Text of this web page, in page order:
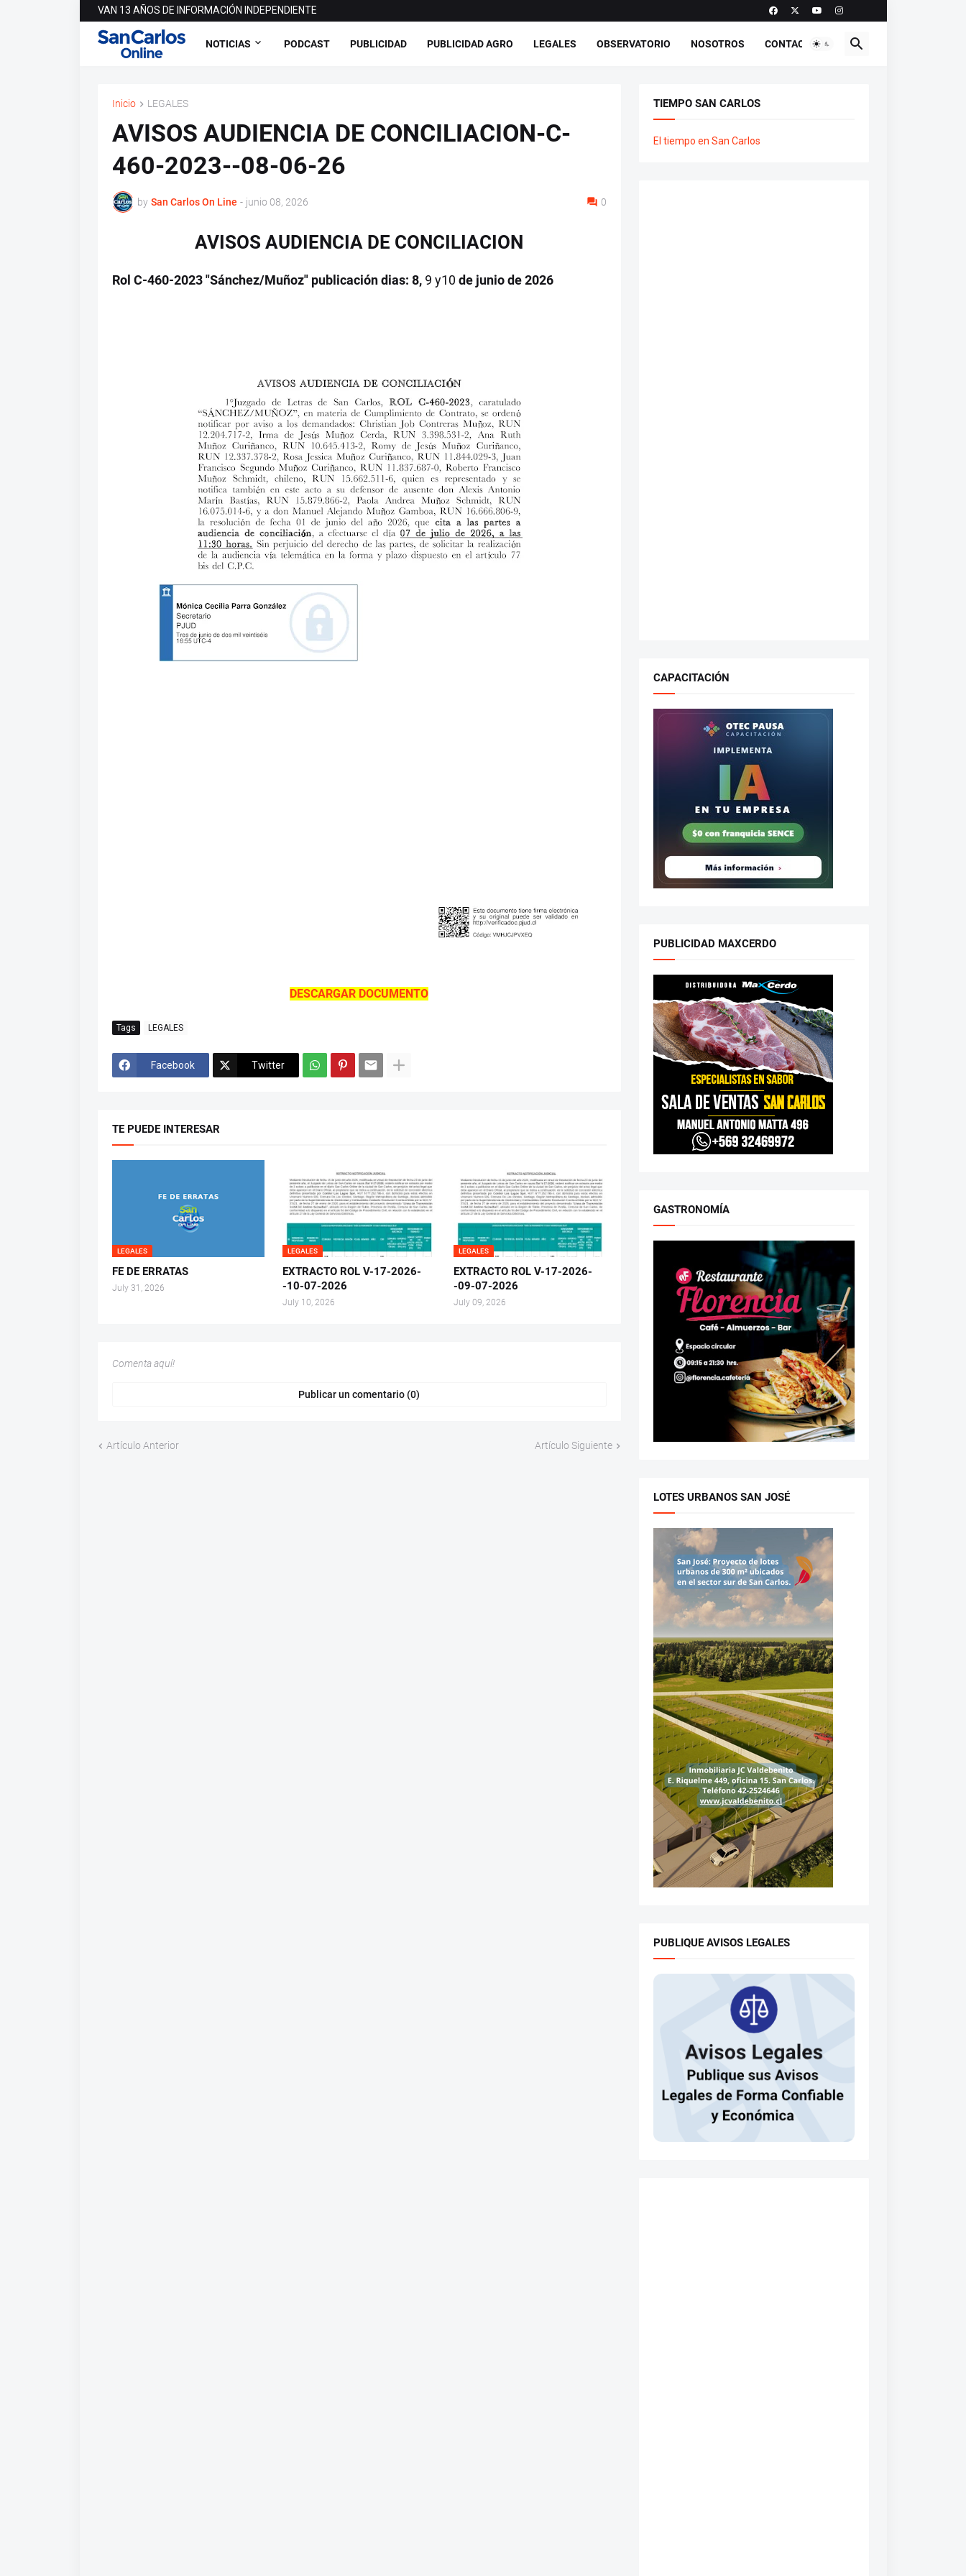
VAN 13 AÑOS DE INFORMACIÓN INDEPENDIENTE
NOTICIAS PODCAST PUBLICIDAD PUBLICIDAD AGRO LEGALES OBSERVATORIO NOSOTROS CONTACTO
Inicio LEGALES
AVISOS AUDIENCIA DE CONCILIACION-C-
460-2023--08-06-26
by San Carlos On Line - junio 08, 2026 0
AVISOS AUDIENCIA DE CONCILIACION
Rol C-460-2023 "Sánchez/Muñoz" publicación dias: 8, 9 y10 de junio de 2026
DESCARGAR DOCUMENTO
Tags LEGALES
Facebook Twitter
TE PUEDE INTERESAR
LEGALES
FE DE ERRATAS
July 31, 2026
LEGALES
EXTRACTO ROL V-17-2026-
-10-07-2026
July 10, 2026
LEGALES
EXTRACTO ROL V-17-2026-
-09-07-2026
July 09, 2026
Comenta aquí!
Publicar un comentario (0)
Artículo Anterior Artículo Siguiente
TIEMPO SAN CARLOS
El tiempo en San Carlos
CAPACITACIÓN
PUBLICIDAD MAXCERDO
GASTRONOMÍA
LOTES URBANOS SAN JOSÉ
PUBLIQUE AVISOS LEGALES